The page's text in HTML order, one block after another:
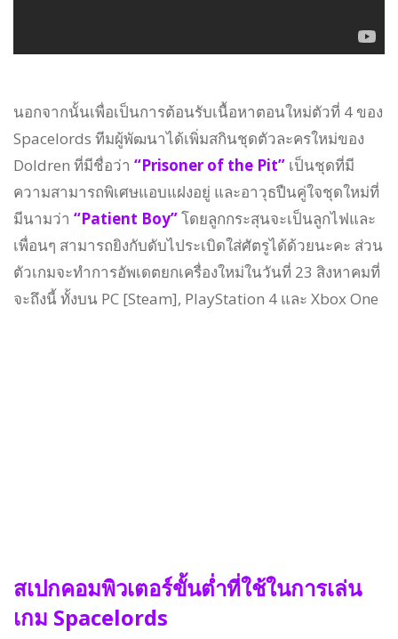
นอกจากนั้นเพื่อเป็นการต้อนรับเนื้อหาตอนใหม่ตัวที่ 4 ของ
Spacelords ทีมผู้พัฒนาได้เพิ่มสกินชุดตัวละครใหม่ของ
Doldren ที่มีชื่อว่า “Prisoner of the Pit” เป็นชุดที่มี
ความสามารถพิเศษแอบแฝงอยู่ และอาวุธปืนคู่ใจชุดใหม่ที่
มีนามว่า “Patient Boy”โดยลูกกระสุนจะเป็นลูกไฟและ
เพื่อนๆ สามารถยิงกับดับไประเบิดใส่ศัตรูได้ด้วยนะคะ ส่วน
ตัวเกมจะทำการอัพเดตยกเครื่องใหม่ในวันที่ 23 สิงหาคมที่
จะถึงนี้ ทั้งบน PC [Steam], PlayStation 4 และ Xbox One
สเปกคอมพิวเตอร์ขั้นต่ำที่ใช้ในการเล่น
เกม Spacelords